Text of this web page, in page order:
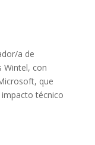
a de
Wintel, con
que
técnico